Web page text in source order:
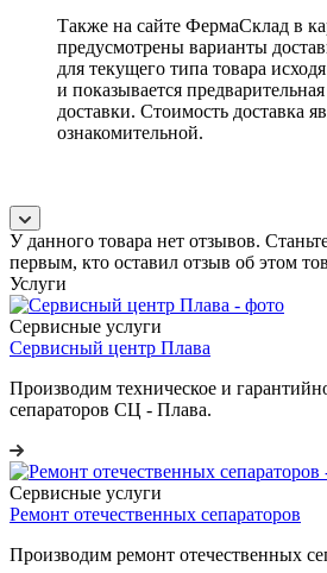
Также на сайте ФермаСклад в
предусмотрены варианты
для текущего типа товара
и показывается
доставки. Стоимость доставка
ознакомительной.
У данного товара нет отзывов.
первым, кто оставил отзыв об этом
Услуги
Сервисные услуги
Сервисный центр Плава
Производим техническое и
сепараторов СЦ - Плава.
Сервисные услуги
Ремонт отечественных сепараторов
Производим ремонт отечественных